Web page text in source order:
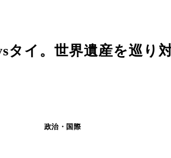
タイ。世界遺産を巡り
政治・国際